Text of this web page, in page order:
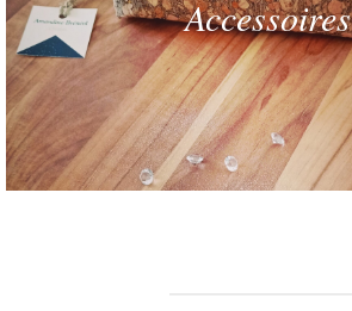
Accessoires